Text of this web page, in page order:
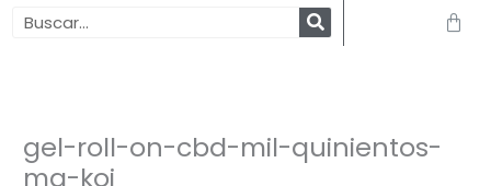
Search
gel-roll-on-cbd-mil-quinientos-
mg-koi